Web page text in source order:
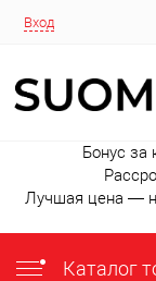
Вход
Бонус за
Лучшая цена —
Каталог